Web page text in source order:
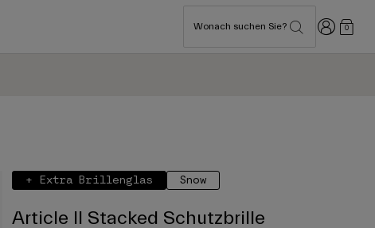
Wonach suchen Sie? Anmelden
0
+ Extra Brillenglas Snow
Article II Stacked Schutzbrille